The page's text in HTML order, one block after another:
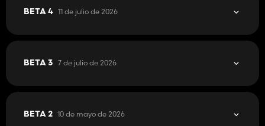
BETA 4 11 de julio de 2026
BETA 3 7 de julio de 2026
BETA 2 10 de mayo de 2026